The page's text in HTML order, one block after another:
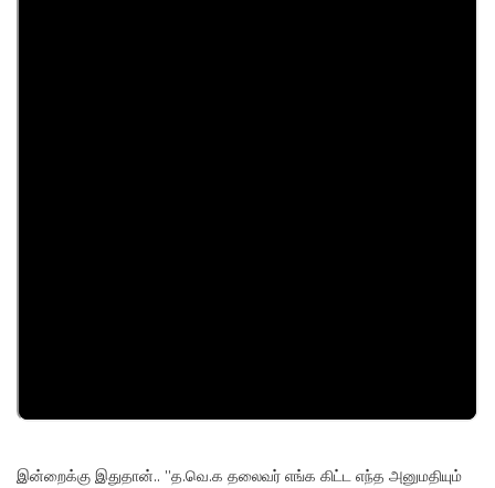
இன்றைக்கு இதுதான்.. ”த.வெ.க தலைவர் எங்க கிட்ட எந்த அனுமதியும்